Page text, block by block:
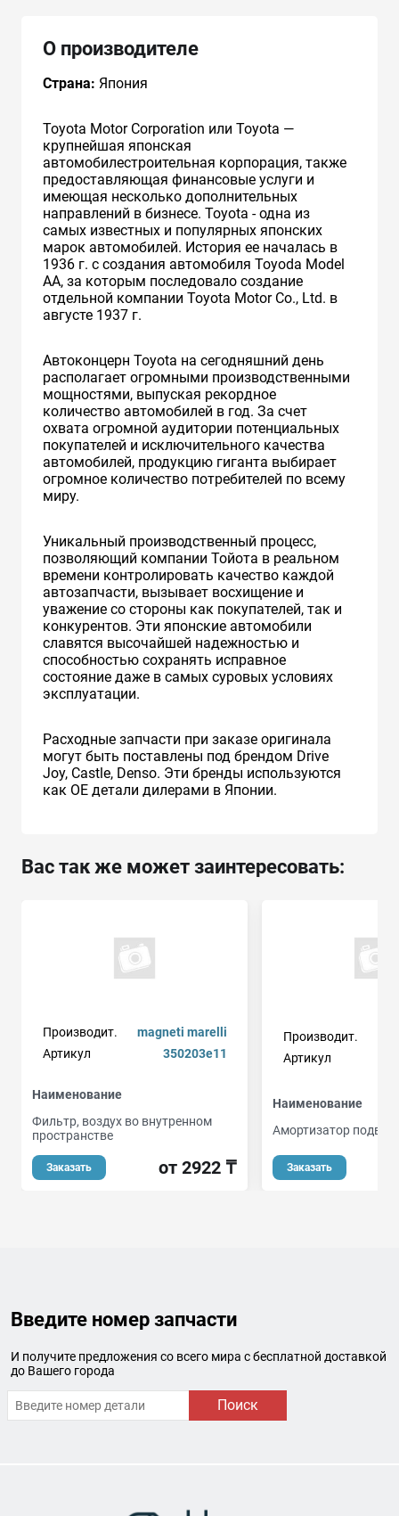
О производителе
Страна: Япония
Toyota Motor Corporation или Toyota —
крупнейшая японская
автомобилестроительная корпорация, также
предоставляющая финансовые услуги и
имеющая несколько дополнительных
направлений в бизнесе. Toyota - одна из
самых известных и популярных японских
марок автомобилей. История ее началась в
1936 г. с создания автомобиля Toyoda Model
AA, за которым последовало создание
отдельной компании Toyota Motor Co., Ltd. в
августе 1937 г.
Автоконцерн Toyota на сегодняшний день
располагает огромными производственными
мощностями, выпуская рекордное
количество автомобилей в год. За счет
охвата огромной аудитории потенциальных
покупателей и исключительного качества
автомобилей, продукцию гиганта выбирает
огромное количество потребителей по всему
миру.
Уникальный производственный процесс,
позволяющий компании Тойота в реальном
времени контролировать качество каждой
автозапчасти, вызывает восхищение и
уважение со стороны как покупателей, так и
конкурентов. Эти японские автомобили
славятся высочайшей надежностью и
способностью сохранять исправное
состояние даже в самых суровых условиях
эксплуатации.
Расходные запчасти при заказе оригинала
могут быть поставлены под брендом Drive
Joy, Castle, Denso. Эти бренды используются
как ОЕ детали дилерами в Японии.
Вас так же может заинтересовать:
Производит.
magneti marelli
Артикул
350203e11
Наименование
Фильтр, воздух во внутренном
пространстве
Заказать от 2922 ₸
Производит.
Артикул
Наименование
Амортизатор
Заказать
Введите номер запчасти
И получите предложения со всего мира с бесплатной доставкой
до Вашего города
Поиск